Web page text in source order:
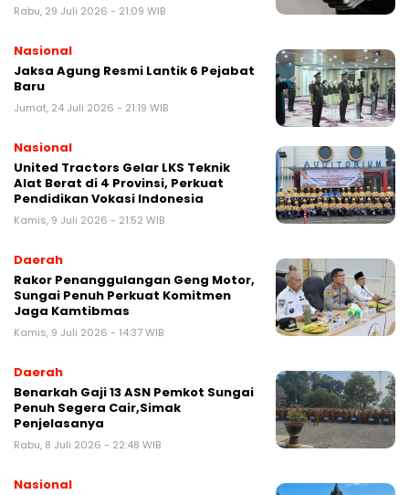
Rabu, 29 Juli 2026 - 21:09 WIB
Nasional
Jaksa Agung Resmi Lantik 6 Pejabat
Baru
Jumat, 24 Juli 2026 - 21:19 WIB
Nasional
United Tractors Gelar LKS Teknik
Alat Berat di 4 Provinsi, Perkuat
Pendidikan Vokasi Indonesia
Kamis, 9 Juli 2026 - 21:52 WIB
Daerah
Rakor Penanggulangan Geng Motor,
Sungai Penuh Perkuat Komitmen
Jaga Kamtibmas
Kamis, 9 Juli 2026 - 14:37 WIB
Daerah
Benarkah Gaji 13 ASN Pemkot Sungai
Penuh Segera Cair,Simak
Penjelasanya
Rabu, 8 Juli 2026 - 22:48 WIB
Nasional